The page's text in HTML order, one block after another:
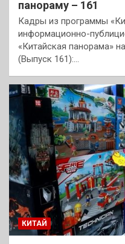
панораму – 161
Кадры из программы
информационно-
«Китайская панорама»
(Выпуск 161):…
КИТАЙ